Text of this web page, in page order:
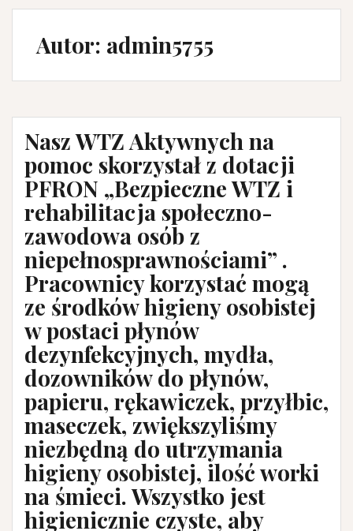
Autor: admin5755
Nasz WTZ Aktywnych na
pomoc skorzystał z dotacji
PFRON „Bezpieczne WTZ i
rehabilitacja społeczno-
zawodowa osób z
niepełnosprawnościami” .
Pracownicy korzystać mogą
ze środków higieny osobistej
w postaci płynów
dezynfekcyjnych, mydła,
dozowników do płynów,
papieru, rękawiczek, przyłbic,
maseczek, zwiększyliśmy
niezbędną do utrzymania
higieny osobistej, ilość worki
na śmieci. Wszystko jest
higienicznie czyste, aby